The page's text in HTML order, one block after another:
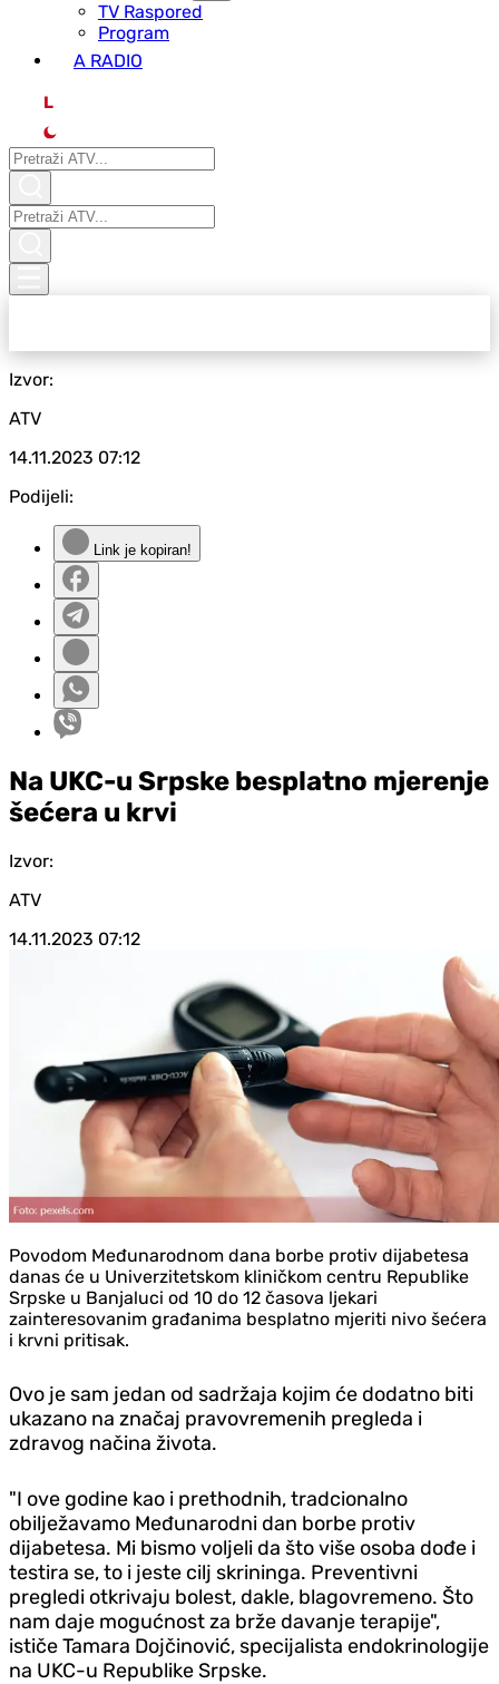
ТV Raspored
Program
A RADIO
L
Izvor:
ATV
14.11.2023 07:12
Podijeli:
Link je kopiran!
Na UKC-u Srpske besplatno mjerenje
šećera u krvi
Izvor:
ATV
14.11.2023 07:12
Povodom Međunarodnom dana borbe protiv dijabetesa
danas će u Univerzitetskom kliničkom centru Republike
Srpske u Banjaluci od 10 do 12 časova ljekari
zainteresovanim građanima besplatno mjeriti nivo šećera
i krvni pritisak.
Ovo je sam jedan od sadržaja kojim će dodatno biti
ukazano na značaj pravovremenih pregleda i
zdravog načina života.
"I ove godine kao i prethodnih, tradcionalno
obilježavamo Međunarodni dan borbe protiv
dijabetesa. Mi bismo voljeli da što više osoba dođe i
testira se, to i jeste cilj skrininga. Preventivni
pregledi otkrivaju bolest, dakle, blagovremeno. Što
nam daje mogućnost za brže davanje terapije",
ističe Tamara Dojčinović, specijalista endokrinologije
na UKC-u Republike Srpske.